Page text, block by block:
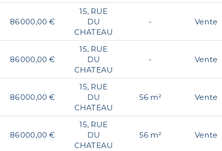
86 000,00 €
15, RUE
DU
CHATEAU
- Vente
86 000,00 €
15, RUE
DU
CHATEAU
- Vente
86 000,00 €
15, RUE
DU
CHATEAU
56 m² Vente
86 000,00 €
15, RUE
DU
CHATEAU
56 m² Vente